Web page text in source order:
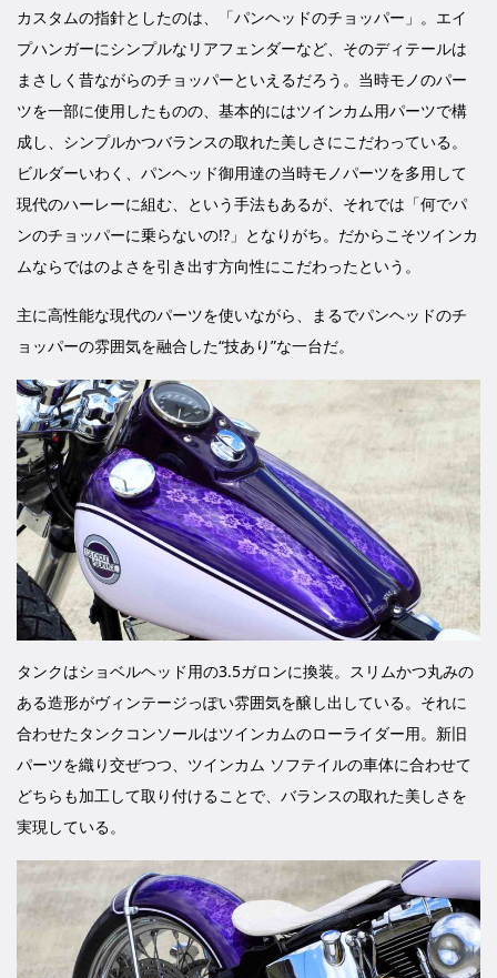
カスタムの指針としたのは、「パンヘッドのチョッパー」。エイ
プハンガーにシンプルなリアフェンダーなど、そのディテールは
まさしく昔ながらのチョッパーといえるだろう。当時モノのパー
ツを一部に使用したものの、基本的にはツインカム用パーツで構
成し、シンプルかつバランスの取れた美しさにこだわっている。
ビルダーいわく、パンヘッド御用達の当時モノパーツを多用して
現代のハーレーに組む、という手法もあるが、それでは「何でパ
ンのチョッパーに乗らないの!?」となりがち。だからこそツインカ
ムならではのよさを引き出す方向性にこだわったという。
主に高性能な現代のパーツを使いながら、まるでパンヘッドのチ
ョッパーの雰囲気を融合した“技あり”な一台だ。
タンクはショベルヘッド用の3.5ガロンに換装。スリムかつ丸みの
ある造形がヴィンテージっぽい雰囲気を醸し出している。それに
合わせたタンクコンソールはツインカムのローライダー用。新旧
パーツを織り交ぜつつ、ツインカム ソフテイルの車体に合わせて
どちらも加工して取り付けることで、バランスの取れた美しさを
実現している。